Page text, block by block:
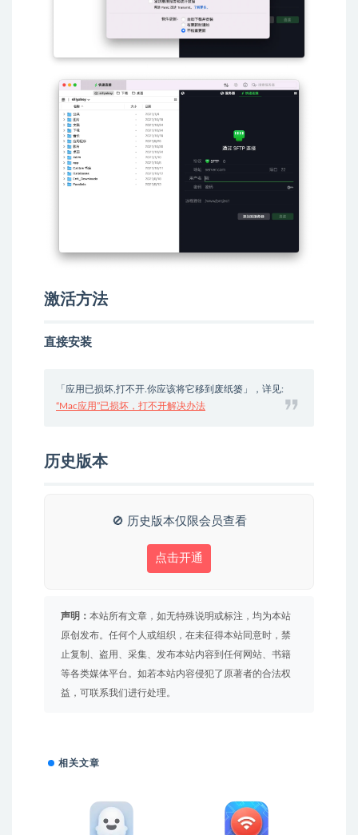
激活方法
直接安装
「应用已损坏,打不开.你应该将它移到废纸篓」，详见:
“Mac应用”已损坏，打不开解决办法
历史版本
🚫 历史版本仅限会员查看
点击开通
声明： 本站所有文章，如无特殊说明或标注，均为本站
原创发布。任何个人或组织，在未征得本站同意时，禁
止复制、盗用、采集、发布本站内容到任何网站、书籍
等各类媒体平台。如若本站内容侵犯了原著者的合法权
益，可联系我们进行处理。
相关文章